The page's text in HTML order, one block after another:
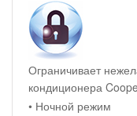
Ограничивает
кондиционера
• Ночной режим